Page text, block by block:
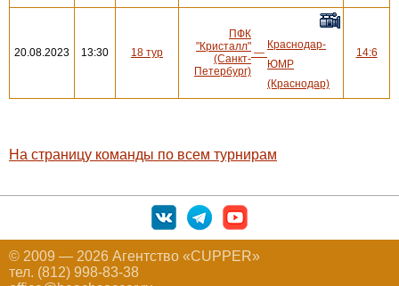
20.08.2023 13:30 18 тур
ПФК
"Кристалл"
(Санкт-
Петербург)
—
Краснодар-
ЮМР
(Краснодар)
14:6
На страницу команды по всем турнирам
© 2009 — 2026 Агентство «CUPPER»
тел. (812) 998-83-38